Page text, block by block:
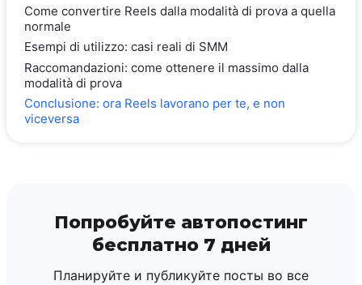
Come convertire Reels dalla modalità di prova a quella
normale
Esempi di utilizzo: casi reali di SMM
Raccomandazioni: come ottenere il massimo dalla
modalità di prova
Conclusione: ora Reels lavorano per te, e non
viceversa
Попробуйте автопостинг
бесплатно 7 дней
Планируйте и публикуйте посты во все